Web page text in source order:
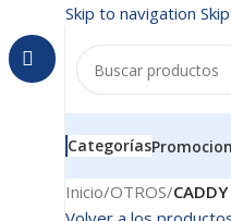
Skip to navigation
Categorías
Inicio/OTROS/